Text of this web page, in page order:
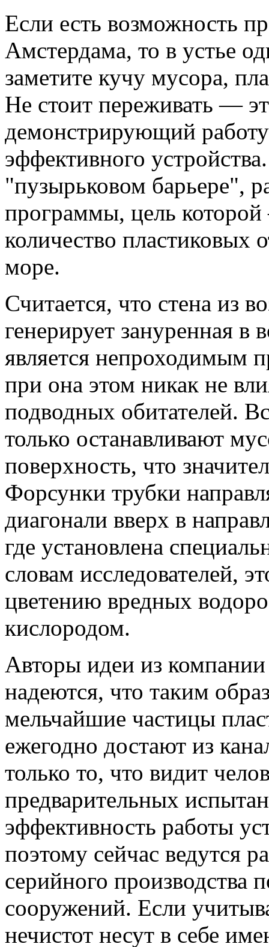
Если есть возможность
Амстердама, то в устье
заметите кучу мусора,
Не стоит переживать —
демонстрирующий
эффективного
"пузырьковом барьере",
программы, цель
количество пластиковых
море.
Считается, что стена из
генерирует зануренная в
является непроходимым
при она этом никак не
подводных обитателей.
только останавливают
поверхность, что
Форсунки трубки
диагонали вверх в
где установлена
словам исследователей,
цветению вредных
кислородом.
Авторы идеи из
надеются, что таким
мельчайшие частицы
ежегодно достают из
только то, что видит
предварительных
эффективность работы
поэтому сейчас ведутся
серийного производства
сооружений. Если
нечистот несут в себе